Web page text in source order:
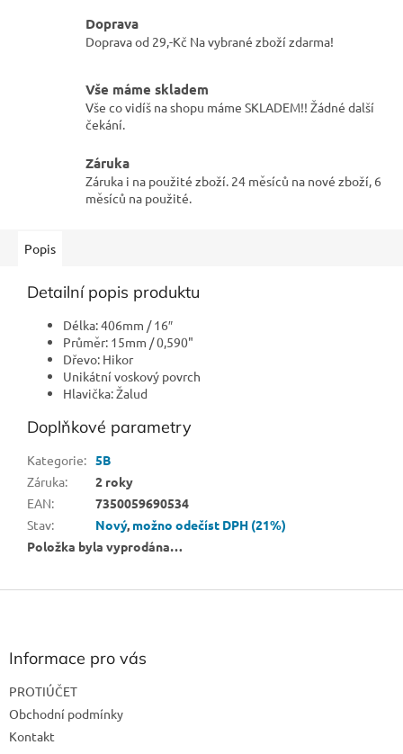
Doprava
Doprava od 29,-Kč Na vybrané zboží zdarma!
Vše máme skladem
Vše co vidíš na shopu máme SKLADEM!! Žádné další
čekání.
Záruka
Záruka i na použité zboží. 24 měsíců na nové zboží, 6
měsíců na použité.
Popis
Detailní popis produktu
Délka: 406mm / 16″
Průměr: 15mm / 0,590"
Dřevo: Hikor
Unikátní voskový povrch
Hlavička: Žalud
Doplňkové parametry
Kategorie:
5B
Záruka:
2 roky
EAN:
7350059690534
Stav: Nový, možno odečíst DPH (21%)
Položka byla vyprodána…
Z
Informace pro vás
PROTIÚČET
Obchodní podmínky
Kontakt